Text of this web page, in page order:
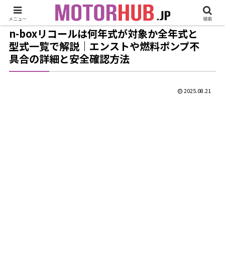
n-boxリコールは何年式が対象か全年式と
型式一覧で解説｜エンストや燃料ポンプ不
具合の詳細と安全確認方法
2025.08.21
メニュー 検索